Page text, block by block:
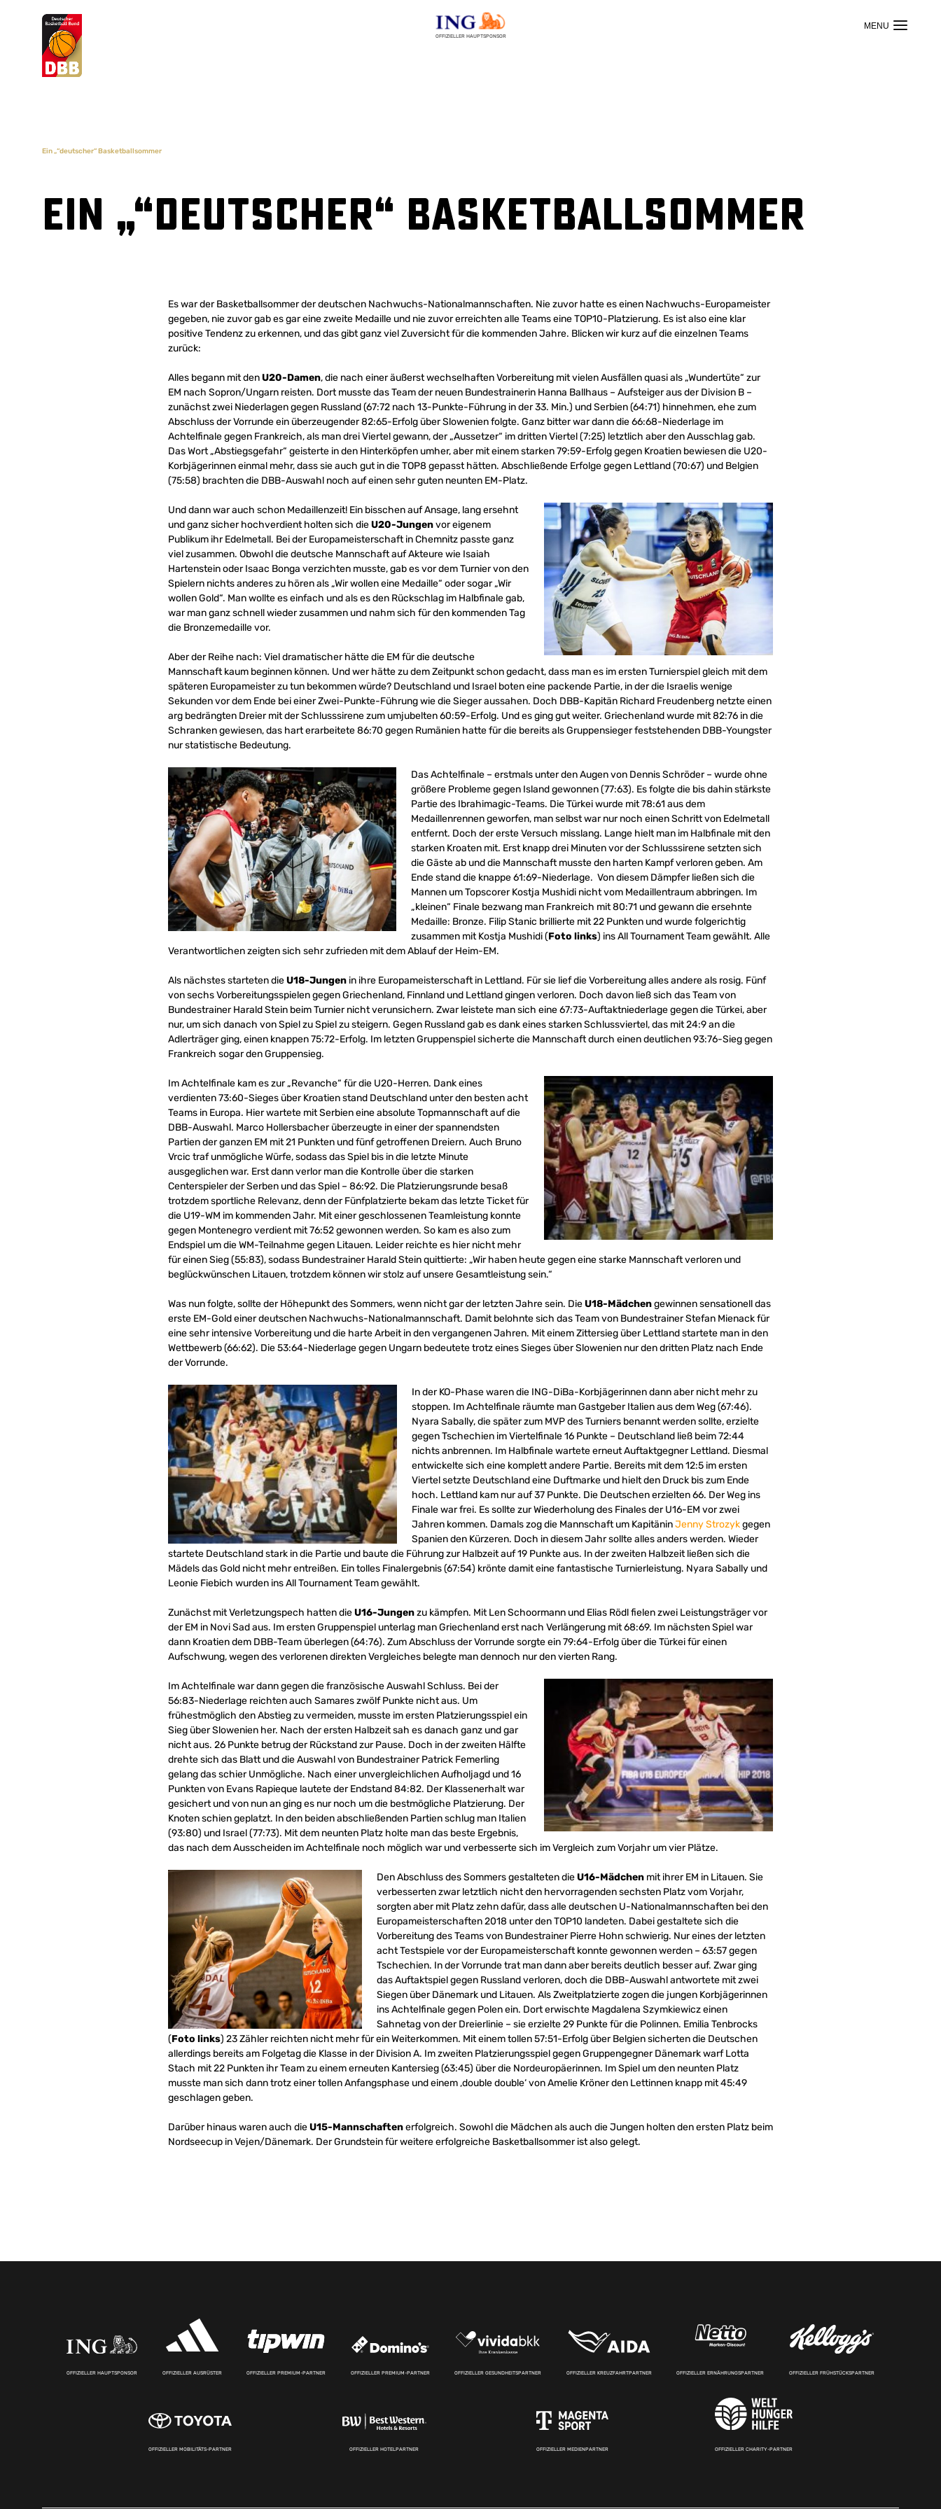
OFFIZIELLER HAUPTSPONSOR
Suchvorschläge
Ein „“deutscher“ Basketballsommer
Ein „“deutscher“ Basketballsommer
Es war der Basketballsommer der deutschen Nachwuchs-Nationalmannschaften. Nie zuvor hatte es einen Nachwuchs-Europameister
gegeben, nie zuvor gab es gar eine zweite Medaille und nie zuvor erreichten alle Teams eine TOP10-Platzierung. Es ist also eine klar
positive Tendenz zu erkennen, und das gibt ganz viel Zuversicht für die kommenden Jahre. Blicken wir kurz auf die einzelnen Teams
zurück:
Alles begann mit denU20-Damen, die nach einer äußerst wechselhaften Vorbereitung mit vielen Ausfällen quasi als „Wundertüte“ zur
EM nach Sopron/Ungarn reisten. Dort musste das Team der neuen Bundestrainerin Hanna Ballhaus – Aufsteiger aus der Division B –
zunächst zwei Niederlagen gegen Russland (67:72 nach 13-Punkte-Führung in der 33. Min.) und Serbien (64:71) hinnehmen, ehe zum
Abschluss der Vorrunde ein überzeugender 82:65-Erfolg über Slowenien folgte. Ganz bitter war dann die 66:68-Niederlage im
Achtelfinale gegen Frankreich, als man drei Viertel gewann, der „Aussetzer“ im dritten Viertel (7:25) letztlich aber den Ausschlag gab.
Das Wort „Abstiegsgefahr“ geisterte in den Hinterköpfen umher, aber mit einem starken 79:59-Erfolg gegen Kroatien bewiesen die U20-
Korbjägerinnen einmal mehr, dass sie auch gut in die TOP8 gepasst hätten. Abschließende Erfolge gegen Lettland (70:67) und Belgien
(75:58) brachten die DBB-Auswahl noch auf einen sehr guten neunten EM-Platz.
Und dann war auch schon Medaillenzeit! Ein bisschen auf Ansage, lang ersehnt
und ganz sicher hochverdient holten sich dieU20-Jungenvor eigenem
Publikum ihr Edelmetall. Bei der Europameisterschaft in Chemnitz passte ganz
viel zusammen. Obwohl die deutsche Mannschaft auf Akteure wie Isaiah
Hartenstein oder Isaac Bonga verzichten musste, gab es vor dem Turnier von den
Spielern nichts anderes zu hören als „Wir wollen eine Medaille“ oder sogar „Wir
wollen Gold“. Man wollte es einfach und als es den Rückschlag im Halbfinale gab,
war man ganz schnell wieder zusammen und nahm sich für den kommenden Tag
die Bronzemedaille vor.
Aber der Reihe nach: Viel dramatischer hätte die EM für die deutsche
Mannschaft kaum beginnen können. Und wer hätte zu dem Zeitpunkt schon gedacht, dass man es im ersten Turnierspiel gleich mit dem
späteren Europameister zu tun bekommen würde? Deutschland und Israel boten eine packende Partie, in der die Israelis wenige
Sekunden vor dem Ende bei einer Zwei-Punkte-Führung wie die Sieger aussahen. Doch DBB-Kapitän Richard Freudenberg netzte einen
arg bedrängten Dreier mit der Schlusssirene zum umjubelten 60:59-Erfolg. Und es ging gut weiter. Griechenland wurde mit 82:76 in die
Schranken gewiesen, das hart erarbeitete 86:70 gegen Rumänien hatte für die bereits als Gruppensieger feststehenden DBB-Youngster
nur statistische Bedeutung.
Das Achtelfinale – erstmals unter den Augen von Dennis Schröder – wurde ohne
größere Probleme gegen Island gewonnen (77:63). Es folgte die bis dahin stärkste
Partie des Ibrahimagic-Teams. Die Türkei wurde mit 78:61 aus dem
Medaillenrennen geworfen, man selbst war nur noch einen Schritt von Edelmetall
entfernt. Doch der erste Versuch misslang. Lange hielt man im Halbfinale mit den
starken Kroaten mit. Erst knapp drei Minuten vor der Schlusssirene setzten sich
die Gäste ab und die Mannschaft musste den harten Kampf verloren geben. Am
Ende stand die knappe 61:69-Niederlage. Von diesem Dämpfer ließen sich die
Mannen um Topscorer Kostja Mushidi nicht vom Medaillentraum abbringen. Im
„kleinen“ Finale bezwang man Frankreich mit 80:71 und gewann die ersehnte
Medaille: Bronze. Filip Stanic brillierte mit 22 Punkten und wurde folgerichtig
zusammen mit Kostja Mushidi (Foto links) ins All Tournament Team gewählt. Alle
Verantwortlichen zeigten sich sehr zufrieden mit dem Ablauf der Heim-EM.
Als nächstes starteten dieU18-Jungen in ihre Europameisterschaft in Lettland. Für sie lief die Vorbereitung alles andere als rosig. Fünf
von sechs Vorbereitungsspielen gegen Griechenland, Finnland und Lettland gingen verloren. Doch davon ließ sich das Team von
Bundestrainer Harald Stein beim Turnier nicht verunsichern. Zwar leistete man sich eine 67:73-Auftaktniederlage gegen die Türkei, aber
nur, um sich danach von Spiel zu Spiel zu steigern. Gegen Russland gab es dank eines starken Schlussviertel, das mit 24:9 an die
Adlerträger ging, einen knappen 75:72-Erfolg. Im letzten Gruppenspiel sicherte die Mannschaft durch einen deutlichen 93:76-Sieg gegen
Frankreich sogar den Gruppensieg.
Im Achtelfinale kam es zur „Revanche“ für die U20-Herren. Dank eines
verdienten 73:60-Sieges über Kroatien stand Deutschland unter den besten acht
Teams in Europa. Hier wartete mit Serbien eine absolute Topmannschaft auf die
DBB-Auswahl. Marco Hollersbacher überzeugte in einer der spannendsten
Partien der ganzen EM mit 21 Punkten und fünf getroffenen Dreiern. Auch Bruno
Vrcic traf unmögliche Würfe, sodass das Spiel bis in die letzte Minute
ausgeglichen war. Erst dann verlor man die Kontrolle über die starken
Centerspieler der Serben und das Spiel – 86:92. Die Platzierungsrunde besaß
trotzdem sportliche Relevanz, denn der Fünfplatzierte bekam das letzte Ticket für
die U19-WM im kommenden Jahr. Mit einer geschlossenen Teamleistung konnte
gegen Montenegro verdient mit 76:52 gewonnen werden. So kam es also zum
Endspiel um die WM-Teilnahme gegen Litauen. Leider reichte es hier nicht mehr
für einen Sieg (55:83), sodass Bundestrainer Harald Stein quittierte: „Wir haben heute gegen eine starke Mannschaft verloren und
beglückwünschen Litauen, trotzdem können wir stolz auf unsere Gesamtleistung sein.“
Was nun folgte, sollte der Höhepunkt des Sommers, wenn nicht gar der letzten Jahre sein. DieU18-Mädchengewinnen sensationell das
erste EM-Gold einer deutschen Nachwuchs-Nationalmannschaft. Damit belohnte sich das Team von Bundestrainer Stefan Mienack für
eine sehr intensive Vorbereitung und die harte Arbeit in den vergangenen Jahren. Mit einem Zittersieg über Lettland startete man in den
Wettbewerb (66:62). Die 53:64-Niederlage gegen Ungarn bedeutete trotz eines Sieges über Slowenien nur den dritten Platz nach Ende
der Vorrunde.
In der KO-Phase waren die ING-DiBa-Korbjägerinnen dann aber nicht mehr zu
stoppen. Im Achtelfinale räumte man Gastgeber Italien aus dem Weg (67:46).
Nyara Sabally, die später zum MVP des Turniers benannt werden sollte, erzielte
gegen Tschechien im Viertelfinale 16 Punkte – Deutschland ließ beim 72:44
nichts anbrennen. Im Halbfinale wartete erneut Auftaktgegner Lettland. Diesmal
entwickelte sich eine komplett andere Partie. Bereits mit dem 12:5 im ersten
Viertel setzte Deutschland eine Duftmarke und hielt den Druck bis zum Ende
hoch. Lettland kam nur auf 37 Punkte. Die Deutschen erzielten 66. Der Weg ins
Finale war frei. Es sollte zur Wiederholung des Finales der U16-EM vor zwei
Jahren kommen. Damals zog die Mannschaft um KapitäninJenny Strozykgegen
Spanien den Kürzeren. Doch in diesem Jahr sollte alles anders werden. Wieder
startete Deutschland stark in die Partie und baute die Führung zur Halbzeit auf 19 Punkte aus. In der zweiten Halbzeit ließen sich die
Mädels das Gold nicht mehr entreißen. Ein tolles Finalergebnis (67:54) krönte damit eine fantastische Turnierleistung. Nyara Sabally und
Leonie Fiebich wurden ins All Tournament Team gewählt.
Zunächst mit Verletzungspech hatten dieU16-Jungenzu kämpfen. Mit Len Schoormann und Elias Rödl fielen zwei Leistungsträger vor
der EM in Novi Sad aus. Im ersten Gruppenspiel unterlag man Griechenland erst nach Verlängerung mit 68:69. Im nächsten Spiel war
dann Kroatien dem DBB-Team überlegen (64:76). Zum Abschluss der Vorrunde sorgte ein 79:64-Erfolg über die Türkei für einen
Aufschwung, wegen des verlorenen direkten Vergleiches belegte man dennoch nur den vierten Rang.
Im Achtelfinale war dann gegen die französische Auswahl Schluss. Bei der
56:83-Niederlage reichten auch Samares zwölf Punkte nicht aus. Um
frühestmöglich den Abstieg zu vermeiden, musste im ersten Platzierungsspiel ein
Sieg über Slowenien her. Nach der ersten Halbzeit sah es danach ganz und gar
nicht aus. 26 Punkte betrug der Rückstand zur Pause. Doch in der zweiten Hälfte
drehte sich das Blatt und die Auswahl von Bundestrainer Patrick Femerling
gelang das schier Unmögliche. Nach einer unvergleichlichen Aufholjagd und 16
Punkten von Evans Rapieque lautete der Endstand 84:82. Der Klassenerhalt war
gesichert und von nun an ging es nur noch um die bestmögliche Platzierung. Der
Knoten schien geplatzt. In den beiden abschließenden Partien schlug man Italien
(93:80) und Israel (77:73). Mit dem neunten Platz holte man das beste Ergebnis,
das nach dem Ausscheiden im Achtelfinale noch möglich war und verbesserte sich im Vergleich zum Vorjahr um vier Plätze.
Den Abschluss des Sommers gestalteten dieU16-Mädchen mit ihrer EM in Litauen. Sie
verbesserten zwar letztlich nicht den hervorragenden sechsten Platz vom Vorjahr,
sorgten aber mit Platz zehn dafür, dass alle deutschen U-Nationalmannschaften bei den
Europameisterschaften 2018 unter den TOP10 landeten. Dabei gestaltete sich die
Vorbereitung des Teams von Bundestrainer Pierre Hohn schwierig. Nur eines der letzten
acht Testspiele vor der Europameisterschaft konnte gewonnen werden – 63:57 gegen
Tschechien. In der Vorrunde trat man dann aber bereits deutlich besser auf. Zwar ging
das Auftaktspiel gegen Russland verloren, doch die DBB-Auswahl antwortete mit zwei
Siegen über Dänemark und Litauen. Als Zweitplatzierte zogen die jungen Korbjägerinnen
ins Achtelfinale gegen Polen ein. Dort erwischte Magdalena Szymkiewicz einen
Sahnetag von der Dreierlinie – sie erzielte 29 Punkte für die Polinnen. Emilia Tenbrocks
(Foto links) 23 Zähler reichten nicht mehr für ein Weiterkommen. Mit einem tollen 57:51-Erfolg über Belgien sicherten die Deutschen
allerdings bereits am Folgetag die Klasse in der Division A. Im zweiten Platzierungsspiel gegen Gruppengegner Dänemark warf Lotta
Stach mit 22 Punkten ihr Team zu einem erneuten Kantersieg (63:45) über die Nordeuropäerinnen. Im Spiel um den neunten Platz
musste man sich dann trotz einer tollen Anfangsphase und einem ‚double double‘ von Amelie Kröner den Lettinnen knapp mit 45:49
geschlagen geben.
Darüber hinaus waren auch dieU15-Mannschaftenerfolgreich. Sowohl die Mädchen als auch die Jungen holten den ersten Platz beim
Nordseecup in Vejen/Dänemark. Der Grundstein für weitere erfolgreiche Basketballsommer ist also gelegt.
OFFIZIELLER HAUPTSPONSOR OFFIZIELLER AUSRÜSTER OFFIZIELLER PREMIUM-PARTNER OFFIZIELLER PREMIUM-PARTNER OFFIZIELLER GESUNDHEITSPARTNER OFFIZIELLER KREUZFAHRTPARTNER OFFIZIELLER ERNÄHRUNGSPARTNER OFFIZIELLER FRÜHSTÜCKSPARTNER
OFFIZIELLER MOBILITÄTS-PARTNER OFFIZIELLER HOTELPARTNER OFFIZIELLER MEDIENPARTNER OFFIZIELLER CHARITY-PARTNER